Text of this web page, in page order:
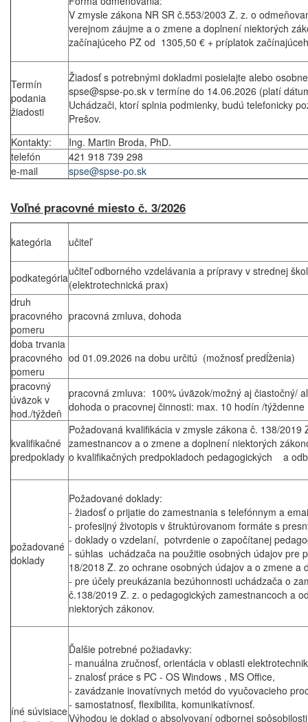
V zmysle zákona NR SR č.553/2003 Z. z. o
verejnom záujme a o zmene a doplnení niektorých
začínajúceho PZ od 1305,50 € + príplatok
Termín
podania
žiadosti
Žiadosť s potrebnými dokladmi posielajte alebo
spse@spse-po.sk v termíne do 14.06.2026 (platí
Uchádzači, ktorí splnia podmienky, budú telefonicky
Prešov.
Kontakty:
Ing. Martin Broda, PhD.
telefón
421 918 739 298
e-mail
spse@spse-po.sk
Voľné pracovné miesto č. 3/2026
kategória učiteľ
podkategóriaučiteľ odborného vzdelávania a prípravy v strednej
(elektrotechnická prax)
druh
pracovného
pomeru
pracovná zmluva, dohoda
doba trvania
pracovného
pomeru
od 01.09.2026 na dobu určitú (možnosť predĺženia)
pracovný
úväzok v
hod./týždeň
pracovná zmluva: 100% úväzok/možný aj čiastočný/
dohoda o pracovnej činnosti: max. 10 hodín /týždenne
kvalifikačné
predpoklady
Požadovaná kvalifikácia v zmysle zákona č. 138/
zamestnancov a o zmene a doplnení niektorých
o kvalifikačných predpokladoch pedagogických a
požadované
doklady
Požadované doklady:
- žiadosť o prijatie do zamestnania s telefónnym a
- profesijný životopis v štruktúrovanom formáte s
- doklady o vzdelaní, potvrdenie o započítanej
- súhlas uchádzača na použitie osobných údajov pre
18/2018 Z. zo ochrane osobných údajov a o zmene a
- pre účely preukázania bezúhonnosti uchádzača o
č.138/2019 Z. z. o pedagogických zamestnancoch a
niektorých zákonov.
íné súvisiace
Ďalšie potrebné požiadavky:
- manuálna zručnosť, orientácia v oblasti
- znalosť práce s PC - OS Windows , MS Office,
- zavádzanie inovatívnych metód do vyučovacieho
- samostatnosť, flexibilita, komunikatívnosť.
Výhodou je doklad o absolvovaní odbornej